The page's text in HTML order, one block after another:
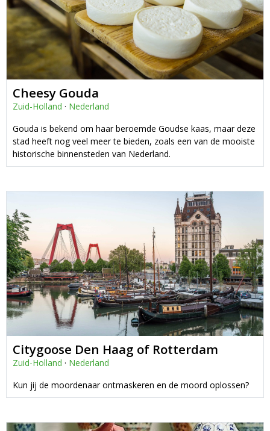
Cheesy Gouda
Zuid-Holland · Nederland
Gouda is bekend om haar beroemde Goudse kaas, maar deze
stad heeft nog veel meer te bieden, zoals een van de mooiste
historische binnensteden van Nederland.
Citygoose Den Haag of Rotterdam
Zuid-Holland · Nederland
Kun jij de moordenaar ontmaskeren en de moord oplossen?